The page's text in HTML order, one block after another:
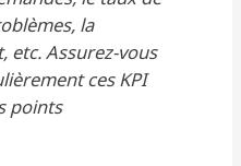
la
etc. Assurez-vous
ces KPI
points